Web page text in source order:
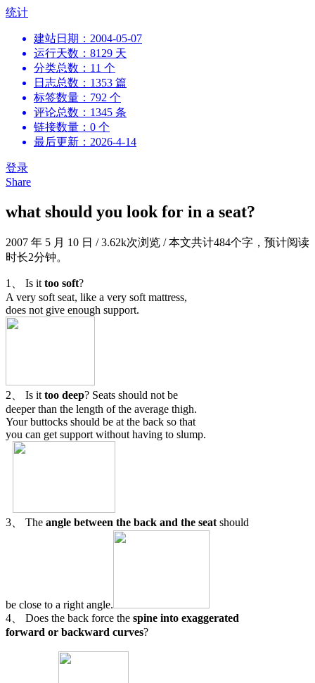
跳
统计
建站日期：2004-05-07
运行天数：8129 天
分类总数：11 个
日志总数：1353 篇
标签数量：792 个
评论总数：1345 条
链接数量：0 个
最后更新：2026-4-14
登录
Share
what should you look for in a seat?
2007 年 5 月 10 日 /3.62k次浏览 /本文共计484个字，预计阅读
时长2分钟。
1、 Is it too soft?
A very soft seat, like a very soft mattress,
does not give enough support.
2、 Is it too deep? Seats should not be
deeper than the length of the average thigh.
Your buttocks should be at the back so that
you can get support without having to slump.
3、 The angle between the back and the seat should
be close to a right angle.
4、 Does the back force the spine into exaggerated
forward or backward curves?